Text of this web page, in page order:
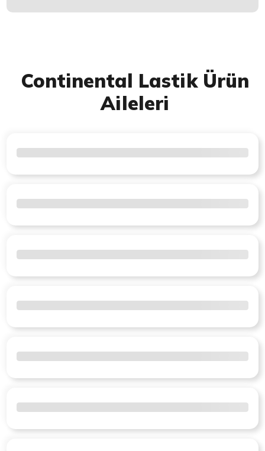
Continental Lastik Ürün
Aileleri